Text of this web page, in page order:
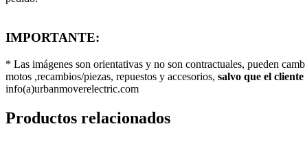
IMPORTANTE:
* Las imágenes son orientativas y no son contractuales, pueden
motos ,recambios/piezas, repuestos y accesorios, salvo que el
info(a)urbanmoverelectric.com
Productos relacionados